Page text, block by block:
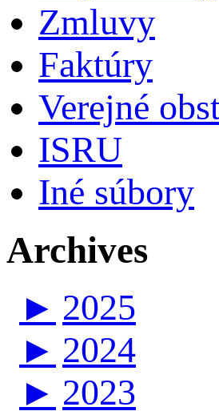
Zmluvy
Faktúry
Verejné
ISRU
Iné súbory
Archives
► 2025
► 2024
► 2023